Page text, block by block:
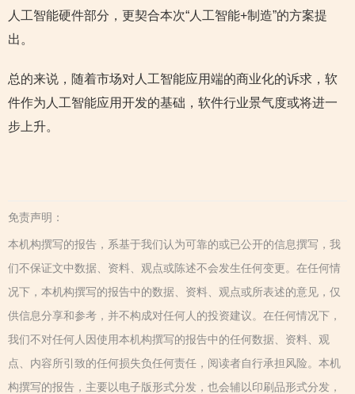
人工智能硬件部分，更契合本次“人工智能+制造”的方案提
出。
总的来说，随着市场对人工智能应用端的商业化的诉求，软
件作为人工智能应用开发的基础，软件行业景气度或将进一
步上升。
免责声明：
本机构撰写的报告，系基于我们认为可靠的或已公开的信息撰写，我
们不保证文中数据、资料、观点或陈述不会发生任何变更。在任何情
况下，本机构撰写的报告中的数据、资料、观点或所表述的意见，仅
供信息分享和参考，并不构成对任何人的投资建议。在任何情况下，
我们不对任何人因使用本机构撰写的报告中的任何数据、资料、观
点、内容所引致的任何损失负任何责任，阅读者自行承担风险。本机
构撰写的报告，主要以电子版形式分发，也会辅以印刷品形式分发，